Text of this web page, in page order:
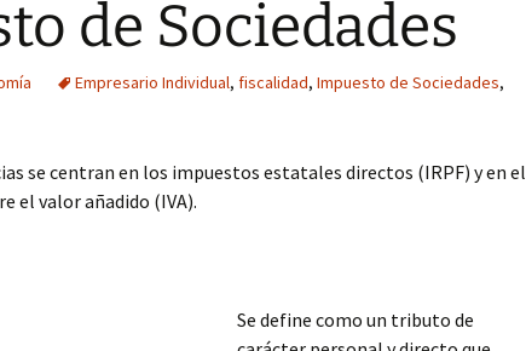
de Sociedades
Empresario Individual, fiscalidad, Impuesto de Sociedades,
se centran en los impuestos estatales directos (IRPF) y en el
el valor añadido (IVA).
Se define como un tributo de